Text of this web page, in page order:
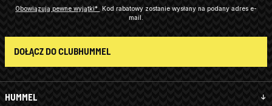
HUMMEL
Obowiązują pewne wyjątki*
Kod rabatowy zostanie wysłany na podany adres e-
mail.
DOŁĄCZ DO CLUBHUMMEL